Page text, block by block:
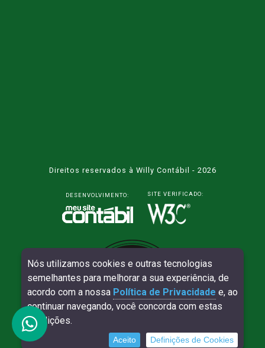
Direitos reservados à Willy Contábil - 2026
DESENVOLVIMENTO: SITE VERIFICADO:
Nós utilizamos cookies e outras tecnologias
semelhantes para melhorar a sua experiência, de
acordo com a nossa Política de Privacidade e, ao
continuar navegando, você concorda com estas
condições.
Aceito Definições de Cookies